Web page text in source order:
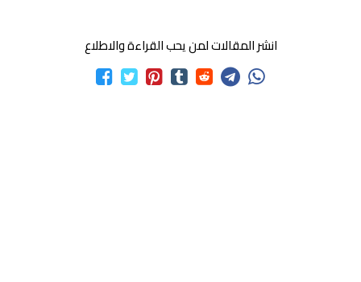
انشر المقالات لمن يحب القراءة والاطلاع